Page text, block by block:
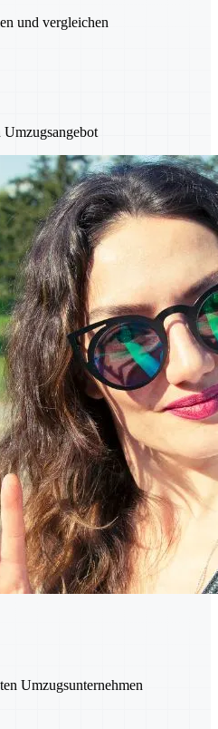
und vergleichen
Umzugsangebot
Umzugsunternehmen